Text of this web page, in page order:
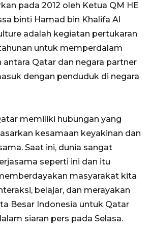
pada 2012 oleh Ketua QM HE
binti Hamad bin Khalifa Al
adalah kegiatan pertukaran
untuk memperdalam
antara Qatar dan negara partner
dengan penduduk di negara
memiliki hubungan yang
kesamaan keyakinan dan
Saat ini, dunia sangat
seperti ini dan itu
masyarakat kita
belajar, dan merayakan
Besar Indonesia untuk Qatar
siaran pers pada Selasa.